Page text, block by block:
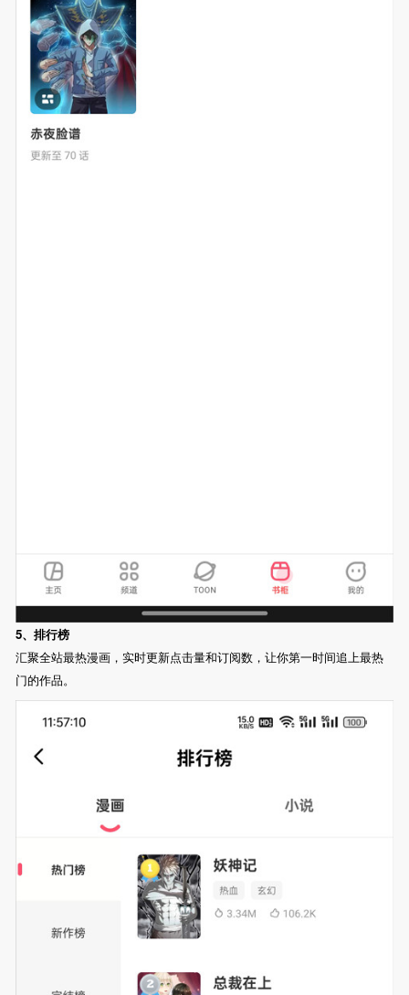
5、排行榜
汇聚全站最热漫画，实时更新点击量和订阅数，让你第一时间追上最热
门的作品。